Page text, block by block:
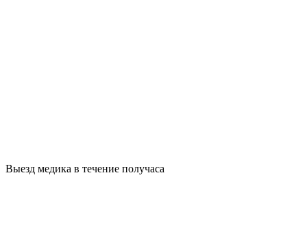
Выезд медика в течение получаса